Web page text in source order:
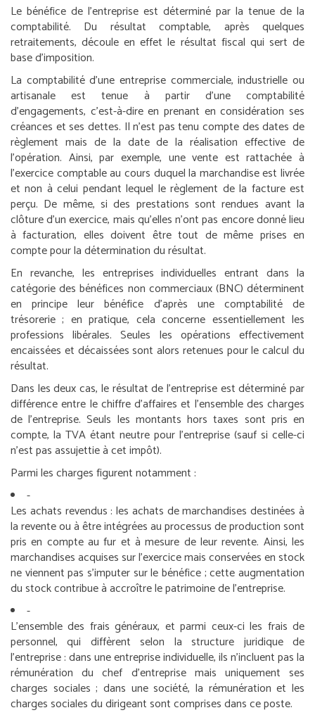
Le bénéfice de l’entreprise est déterminé par la tenue de la
comptabilité. Du résultat comptable, après quelques
retraitements, découle en effet le résultat fiscal qui sert de
base d’imposition.
La comptabilité d’une entreprise commerciale, industrielle ou
artisanale est tenue à partir d’une comptabilité
d’engagements, c’est-à-dire en prenant en considération ses
créances et ses dettes. Il n’est pas tenu compte des dates de
règlement mais de la date de la réalisation effective de
l’opération. Ainsi, par exemple, une vente est rattachée à
l’exercice comptable au cours duquel la marchandise est livrée
et non à celui pendant lequel le règlement de la facture est
perçu. De même, si des prestations sont rendues avant la
clôture d’un exercice, mais qu’elles n’ont pas encore donné lieu
à facturation, elles doivent être tout de même prises en
compte pour la détermination du résultat.
En revanche, les entreprises individuelles entrant dans la
catégorie des bénéfices non commerciaux (BNC) déterminent
en principe leur bénéfice d’après une comptabilité de
trésorerie ; en pratique, cela concerne essentiellement les
professions libérales. Seules les opérations effectivement
encaissées et décaissées sont alors retenues pour le calcul du
résultat.
Dans les deux cas, le résultat de l’entreprise est déterminé par
différence entre le chiffre d’affaires et l’ensemble des charges
de l’entreprise. Seuls les montants hors taxes sont pris en
compte, la TVA étant neutre pour l’entreprise (sauf si celle-ci
n’est pas assujettie à cet impôt).
Parmi les charges figurent notamment :
-
Les achats revendus : les achats de marchandises destinées à
la revente ou à être intégrées au processus de production sont
pris en compte au fur et à mesure de leur revente. Ainsi, les
marchandises acquises sur l’exercice mais conservées en stock
ne viennent pas s’imputer sur le bénéfice ; cette augmentation
du stock contribue à accroître le patrimoine de l’entreprise.
-
L’ensemble des frais généraux, et parmi ceux-ci les frais de
personnel, qui diffèrent selon la structure juridique de
l’entreprise : dans une entreprise individuelle, ils n’incluent pas la
rémunération du chef d’entreprise mais uniquement ses
charges sociales ; dans une société, la rémunération et les
charges sociales du dirigeant sont comprises dans ce poste.